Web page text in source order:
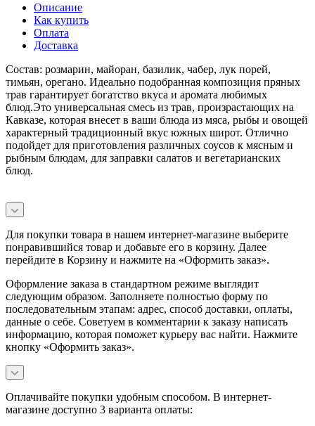
Описание
Как купить
Оплата
Доставка
Состав: розмарин, майоран, базилик, чабер, лук порей,
тимьян, орегано. Идеально подобранная композиция пряных
трав гарантирует богатство вкуса и аромата любимых
блюд.Это универсальная смесь из трав, произрастающих на
Кавказе, которая внесет в ваши блюда из мяса, рыбы и овощей
характерный традиционный вкус южных широт. Отлично
подойдет для приготовления различных соусов к мясным и
рыбным блюдам, для заправки салатов и вегетарианских
блюд.
Для покупки товара в нашем интернет-магазине выберите
понравившийся товар и добавьте его в корзину. Далее
перейдите в Корзину и нажмите на «Оформить заказ».
Оформление заказа в стандартном режиме выглядит
следующим образом. Заполняете полностью форму по
последовательным этапам: адрес, способ доставки, оплаты,
данные о себе. Советуем в комментарии к заказу написать
информацию, которая поможет курьеру вас найти. Нажмите
кнопку «Оформить заказ».
Оплачивайте покупки удобным способом. В интернет-
магазине доступно 3 варианта оплаты: